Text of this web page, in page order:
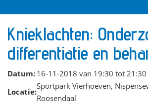
Knieklachten:
differentiatie en
Datum: 16-11-2018 van 19:30 tot 21:30
Locatie:
Sportpark Vierhoeven,
Roosendaal